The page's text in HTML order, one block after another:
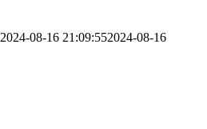
2024-08-16 21:09:552024-08-16